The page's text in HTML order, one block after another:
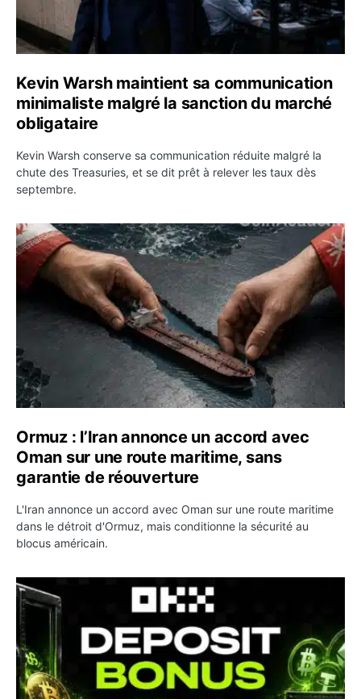
Kevin Warsh maintient sa communication
minimaliste malgré la sanction du marché
obligataire
Kevin Warsh conserve sa communication réduite malgré la
chute des Treasuries, et se dit prêt à relever les taux dès
septembre.
Ormuz : l’Iran annonce un accord avec Oman sur une
Ormuz : l’Iran annonce un accord avec
Oman sur une route maritime, sans
garantie de réouverture
L'Iran annonce un accord avec Oman sur une route maritime
dans le détroit d'Ormuz, mais conditionne la sécurité au
blocus américain.
OKX relance une campagne Deposit Bonus : jusqu’à 5